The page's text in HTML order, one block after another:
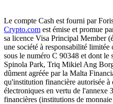
Le compte Cash est fourni par
Crypto.com est émise et promue
sa licence Visa Principal Member
une société à responsabilité
sous le numéro C 90348 et dont le
Spinola Park, Triq Mikiel Ang
dûment agréée par la Malta
qu'institution financière autorisée à
électroniques en vertu de l'annexe
financières (institutions de